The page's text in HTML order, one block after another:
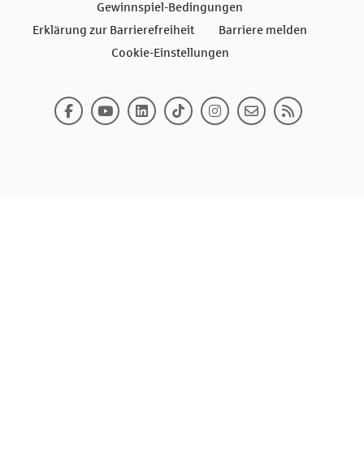
Gewinnspiel-Bedingungen
Erklärung zur Barrierefreiheit
Barriere melden
Cookie-Einstellungen